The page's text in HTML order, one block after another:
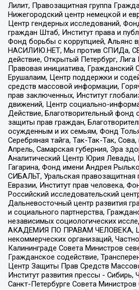
Лилит, Правозащитная группа
Нижегородский центр немецкой и
Центр гендерных исследований,
граждан Штаб, Институт права и
Фонд борьбы с коррупцией, Альянс
НАСИЛИЮ.НЕТ, Мы против СПИДа,
действие, Открытый Петербург, Лига
Правовая инициатива, Гражданский
Ерушалаим, Центр поддержки и
средств массовой информации,
прав заключенных, Институт
движений, Центр социально-
Действие, Благотворительный фонд
защиты прав граждан,
осужденным и их семьям, Фонд
Серебряная тайга, Так-Так-Так,
Апрель, Самарская губерния, Эра
Аналитический Центр Юрия Левады,
Гагарина, Фонд имени Андрея
СИБАЛЬТ, Уральская правозащитная
Евразии, Институт прав человека,
Российский исследовательский
Дальневосточный центр развития
и социального партнерства,
независимых социологических
АКАДЕМИЯ ПО ПРАВАМ ЧЕЛОВЕКА,
некоммерческих организаций,
Калининграде Совета Министров
Гражданское содействие,
Центр Защиты Прав Средств
Институт развития прессы - Сибирь,
Санкт-Петербурге Совета Министров